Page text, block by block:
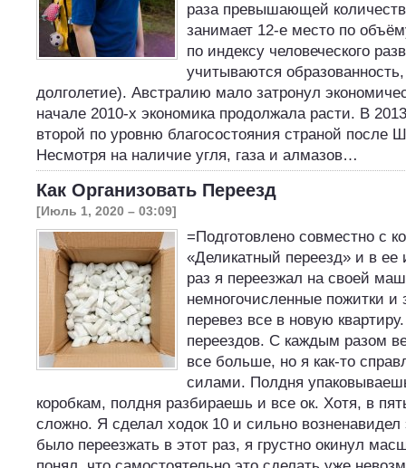
раза превышающей
занимает 12-е место по
по индексу человеческого
учитываются
долголетие). Австралию мало затронул
начале 2010-х экономика продолжала расти. В
второй по уровню благосостояния страной после
Несмотря на наличие угля, газа и алмазов…
Как Организовать Переезд
[Июль 1, 2020 – 03:09]
=Подготовлено совместно с
«Деликатный переезд» и в
раз я переезжал на своей
немногочисленные пожитки и
перевез все в новую
переездов. С каждым разом
все больше, но я как-то
силами. Полдня
коробкам, полдня разбираешь и все ок. Хотя, в
сложно. Я сделал ходок 10 и сильно возненавидел
было переезжать в этот раз, я грустно окинул